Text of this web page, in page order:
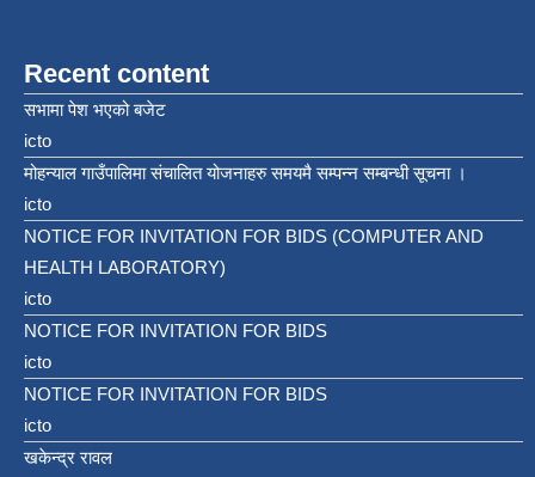
Recent content
सभामा पेश भएको बजेट
icto
मोहन्याल गाउँपालिमा संचालित योजनाहरु समयमै सम्पन्न सम्बन्धी सूचना ।
icto
NOTICE FOR INVITATION FOR BIDS (COMPUTER AND
HEALTH LABORATORY)
icto
NOTICE FOR INVITATION FOR BIDS
icto
NOTICE FOR INVITATION FOR BIDS
icto
खकेन्द्र रावल